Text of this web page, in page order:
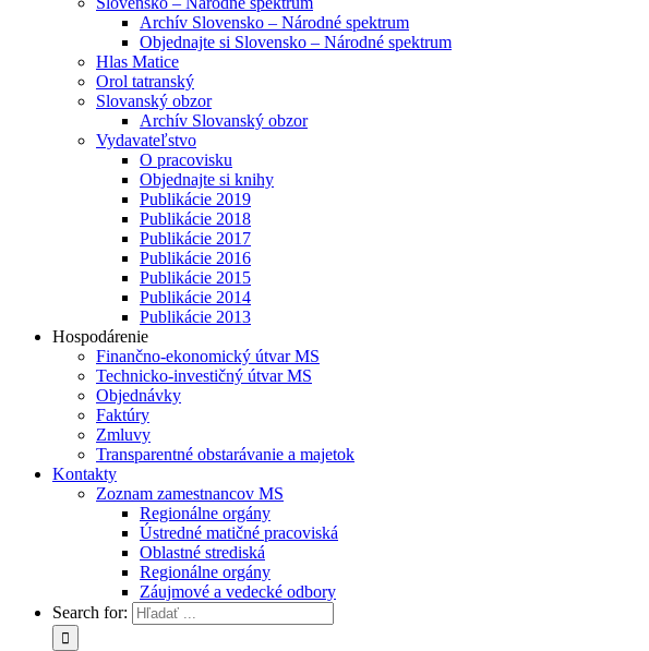
Archív Slovensko – Národné spektrum
Objednajte si Slovensko – Národné spektrum
Hlas Matice
Orol tatranský
Slovanský obzor
Archív Slovanský obzor
Vydavateľstvo
O pracovisku
Objednajte si knihy
Publikácie 2019
Publikácie 2018
Publikácie 2017
Publikácie 2016
Publikácie 2015
Publikácie 2014
Publikácie 2013
Hospodárenie
Finančno-ekonomický útvar MS
Technicko-investičný útvar MS
Objednávky
Faktúry
Zmluvy
Transparentné obstarávanie a majetok
Kontakty
Zoznam zamestnancov MS
Regionálne orgány
Ústredné matičné pracoviská
Oblastné strediská
Regionálne orgány
Záujmové a vedecké odbory
Search for: